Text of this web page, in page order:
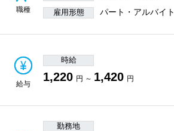
職種 雇用形態 パート・アルバイト
給与
時給
1,220 円 ～ 1,420 円
勤務地